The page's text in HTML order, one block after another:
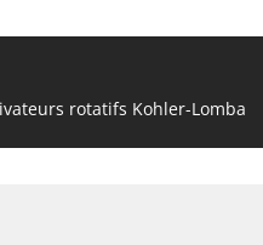
rotatifs Kohler-